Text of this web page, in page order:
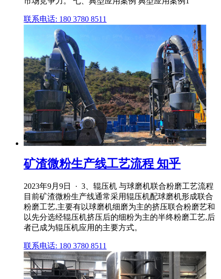
联系电话: 180 3780 8511
矿渣微粉生产线工艺流程 知乎
2023年9月9日 · 3、辊压机 与球磨机联合粉磨工艺流程
目前矿渣微粉生产线通常采用辊压机配球磨机形成联合
粉磨工艺,主要有以球磨机细磨为主的挤压联合粉磨艺和
以先分选经辊压机挤压后的细粉为主的半终粉磨工艺,后
者已成为辊压机应用的主要方式。
联系电话: 180 3780 8511